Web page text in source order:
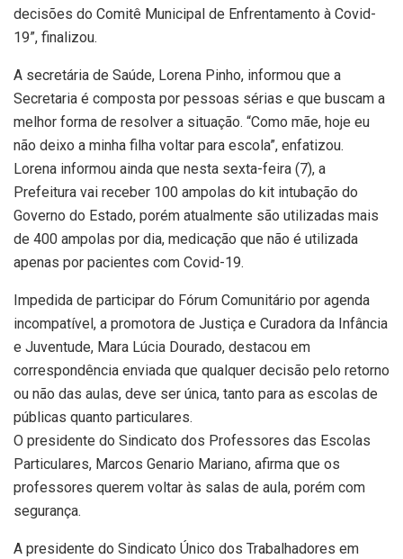
decisões do Comitê Municipal de Enfrentamento à Covid-
19”, finalizou.
A secretária de Saúde, Lorena Pinho, informou que a
Secretaria é composta por pessoas sérias e que buscam a
melhor forma de resolver a situação. “Como mãe, hoje eu
não deixo a minha filha voltar para escola”, enfatizou.
Lorena informou ainda que nesta sexta-feira (7), a
Prefeitura vai receber 100 ampolas do kit intubação do
Governo do Estado, porém atualmente são utilizadas mais
de 400 ampolas por dia, medicação que não é utilizada
apenas por pacientes com Covid-19.
Impedida de participar do Fórum Comunitário por agenda
incompatível, a promotora de Justiça e Curadora da Infância
e Juventude, Mara Lúcia Dourado, destacou em
correspondência enviada que qualquer decisão pelo retorno
ou não das aulas, deve ser única, tanto para as escolas de
públicas quanto particulares.
O presidente do Sindicato dos Professores das Escolas
Particulares, Marcos Genario Mariano, afirma que os
professores querem voltar às salas de aula, porém com
segurança.
A presidente do Sindicato Único dos Trabalhadores em